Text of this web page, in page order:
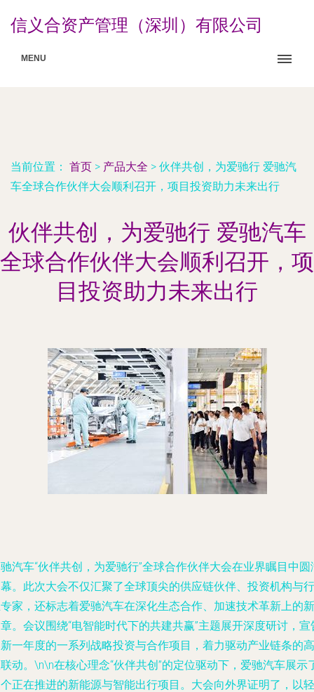
信义合资产管理（深圳）有限公司
MENU
当前位置： 首页 > 产品大全 > 伙伴共创，为爱驰行 爱驰汽
车全球合作伙伴大会顺利召开，项目投资助力未来出行
伙伴共创，为爱驰行 爱驰汽车
全球合作伙伴大会顺利召开，项
目投资助力未来出行
汽车“伙伴共创，为爱驰行”全球合作伙伴大会在业界瞩目中圆
。此次大会不仅汇聚了全球顶尖的供应链伙伴、投资机构与行
家，还标志着爱驰汽车在深化生态合作、加速技术革新上的新
。会议围绕“电智能时代下的共建共赢”主题展开深度研讨，宣
一年度的一系列战略投资与合作项目，着力驱动产业链条的高
动。\n\n在核心理念“伙伴共创”的定位驱动下，爱驰汽车展示
正在推进的新能源与智能出行项目。大会向外界证明了，以轻